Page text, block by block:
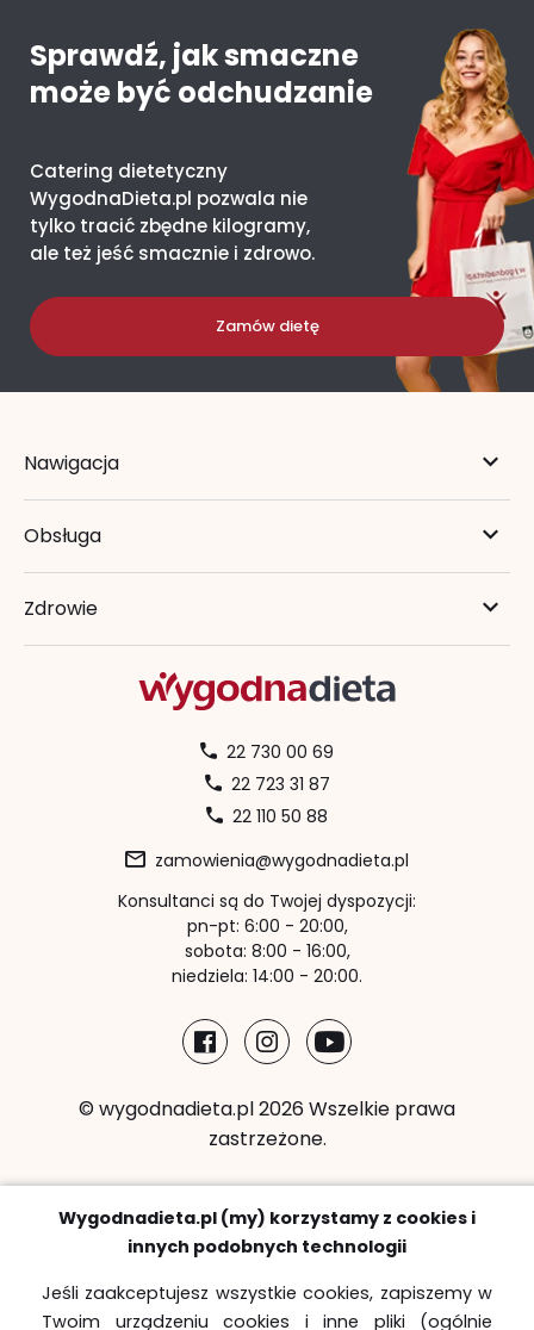
Sprawdź, jak smaczne
może być odchudzanie
Catering dietetyczny
WygodnaDieta.pl pozwala nie
tylko tracić zbędne kilogramy,
ale też jeść smacznie i zdrowo.
Zamów dietę
Nawigacja
Obsługa
Zdrowie
22 730 00 69
22 723 31 87
22 110 50 88
zamowienia@wygodnadieta.pl
Konsultanci są do Twojej dyspozycji:
pn-pt: 6:00 - 20:00,
sobota: 8:00 - 16:00,
niedziela: 14:00 - 20:00.
© wygodnadieta.pl 2026 Wszelkie prawa
zastrzeżone.
Metody płatności:
Wygodnadieta.pl (my) korzystamy z cookies i
innych podobnych technologii
Jeśli zaakceptujesz wszystkie cookies, zapiszemy w
Twoim urządzeniu cookies i inne pliki (ogólnie